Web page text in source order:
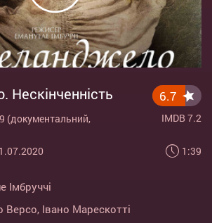
Нескінченність
(документальний,
6.7
IMDB 7.2
1:39
Імбруччі
Версо, Івано Марескотті